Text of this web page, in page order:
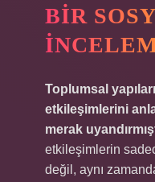
BIR
Toplumsal
etkileşimlerini
merak
etkileşimlerin
değil, aynı